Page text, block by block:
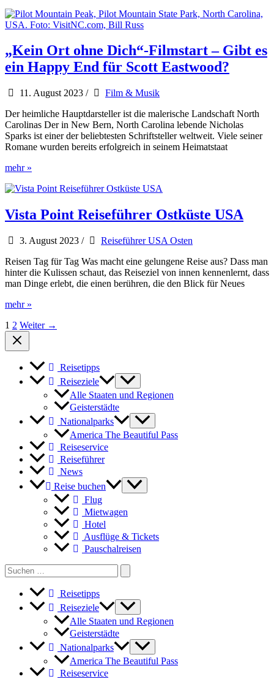
Elite
versammelt
erstmals
in
Charlotte
„Kein Ort ohne Dich“-Filmstart – Gibt es
ein Happy End für Scott Eastwood?
11. August 2023 /
Film & Musik
Der heimliche Hauptdarsteller ist die malerische Landschaft North
Carolinas Der in New Bern, North Carolina lebende Nicholas
Sparks ist einer der beliebtesten Schriftsteller weltweit. Viele seiner
Romane wurden bereits erfolgreich in seinem Heimatstaat
„Kein
ohne
Filmstart
–
es
Happy
End
für
Scott
Eastwood?
mehr »
Vista Point Reiseführer Ostküste USA
3. August 2023 /
Reiseführer USA Osten
Reisen Tag für Tag Was macht eine gelungene Reise aus? Dass man
hinter die Kulissen schaut, das Reiseziel von innen kennenlernt, dass
man Dinge erlebt, die einen berühren, die den Blick für Neues
Vista
Reiseführer
Ostküste
USA
mehr »
1 2 Weiter →
Reisetipps
Reiseziele
Alle Staaten und Regionen
Geisterstädte
Nationalparks
America The Beautiful Pass
Reiseservice
Reiseführer
News
Reise buchen
Flug
Mietwagen
Hotel
Ausflüge & Tickets
Pauschalreisen
Search
for:
Reisetipps
Reiseziele
Alle Staaten und Regionen
Geisterstädte
Nationalparks
America The Beautiful Pass
Reiseservice